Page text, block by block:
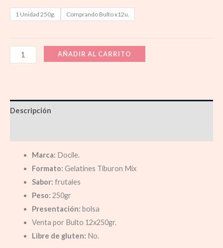
1 Unidad 250g. Comprando Bulto x12u.
AÑADIR AL CARRITO
Descripción
Marca: Docile.
Formato: Gelatines Tiburon Mix
Sabor: frutales
Peso: 250gr
Presentación: bolsa
Venta por Bulto 12x250gr.
Libre de gluten: No.